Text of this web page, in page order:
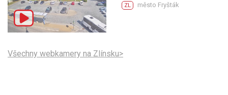
ZL město Fryšták
Všechny webkamery na Zlínsku>